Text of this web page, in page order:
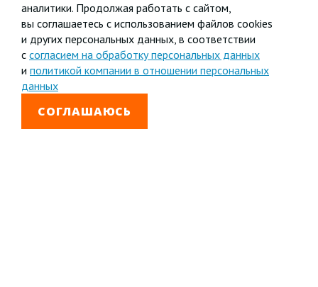
аналитики. Продолжая работать с сайтом,
вы соглашаетесь с использованием файлов cookies
и других персональных данных, в соответствии
с согласием на обработку персональных данных
и политикой компании в отношении персональных
данных
СОГЛАШАЮСЬ